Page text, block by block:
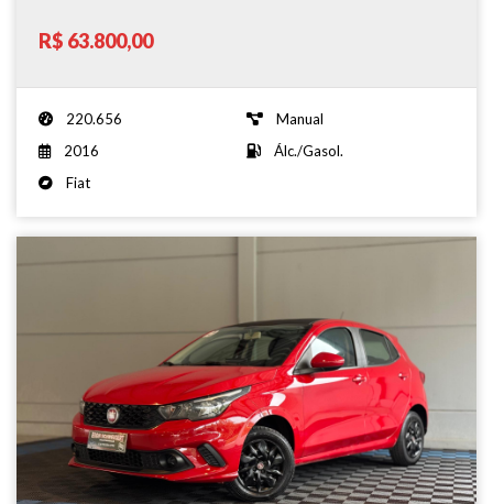
R$ 63.800,00
220.656
Manual
2016
Álc./Gasol.
Fiat